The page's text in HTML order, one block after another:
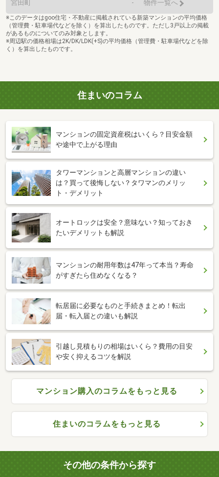
宮田町 - 物件一覧へ
※このデータはgoo住宅・不動産に掲載されている新築マンションの平均価格
（管理費・駐車場代などを除く）を算出したものです。ただし3戸以上の掲載
があるものについてのみ対象とします。
※周辺駅の価格相場は2K/DK/LDK(+S)の平均価格（管理費・駐車場代などを除
く）を算出したものです。
住まいのコラム
マンションの固定資産税はいくら？目安金額
や途中で上がる理由
タワーマンションと高層マンションの違い
は？買って後悔しない？タワマンのメリッ
ト・デメリット
オートロックは安全？意味ない？知っておき
たいデメリットも解説
マンションの耐用年数は47年って本当？寿命
がすぎたら住めなくなる？
転居届に必要なものと手続きまとめ！転出
届・転入届との違いも解説
引越し見積もりの相場はいくら？費用の目安
や安く抑えるコツを解説
マンション購入のコラムをもっと見る
住まいのコラムをもっと見る
その他の条件から探す